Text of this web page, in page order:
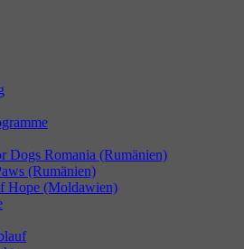
Dogs Romania (Rumänien)
(Rumänien)
Hope (Moldawien)